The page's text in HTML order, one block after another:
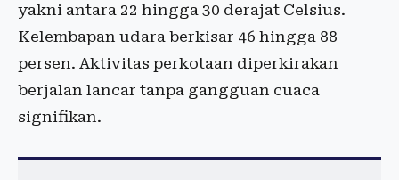
yakni antara 22 hingga 30 derajat Celsius.
Kelembapan udara berkisar 46 hingga 88
persen. Aktivitas perkotaan diperkirakan
berjalan lancar tanpa gangguan cuaca
signifikan.